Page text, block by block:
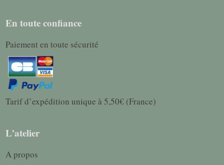
En toute confiance
Paiement en toute sécurité
Tarif d’expédition unique à 5,50€ (France)
L’atelier
A propos